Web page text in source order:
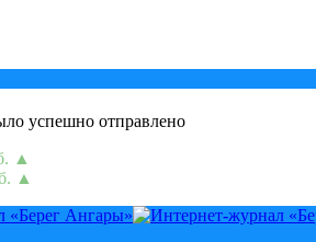
успешно отправлено
▲
▲